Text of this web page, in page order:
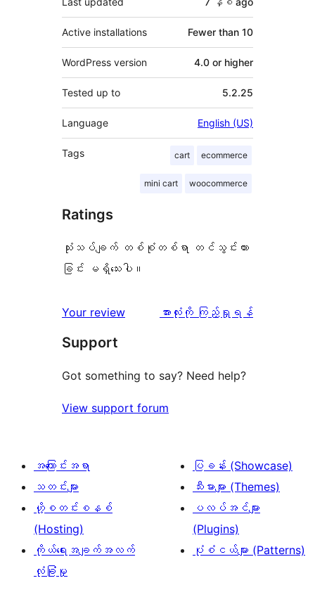
Active installations Fewer than 10
WordPress version 4.0 or higher
Tested up to 5.2.25
Language English (US)
Tags cart ecommerce
mini cart woocommerce
Ratings
သုံးသပ်ချက် တစ်စုံတစ်ရာ တင်သွင်းထား
ခြင်း မရှိသေးပါ။
Your review
သုံးသပ်
အားလုံးကို ကြည့်ရှုရန်
Support
Got something to say? Need help?
View support forum
အကြောင်းအရာ
သတင်းများ
ဟို့စတင်းစနစ်
(Hosting)
ကိုယ်ရေးအချက်အလက်
လုံခြုံမှု
ပြခန်း (Showcase)
သီးမားများ (Themes)
ပလပ်အင်များ
(Plugins)
ပုံစံငယ်များ (Patterns)